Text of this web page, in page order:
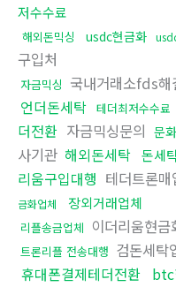
저수수료
해외돈믹싱 usdc현금화
구입처
자금믹싱 국내거래소fds해
언더돈세탁 테더최저수수료
더전환 자금믹싱문의 문
사기관 해외돈세탁 돈세
리움구입대행 테더트론매
금화업체
장외거래업체
리플송금업체 이더리움현금
트론리플 전송대행 검돈세탁
휴대폰결제테더전환 btc